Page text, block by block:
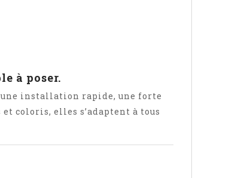
à poser.
installation rapide, une forte
coloris, elles s’adaptent à tous